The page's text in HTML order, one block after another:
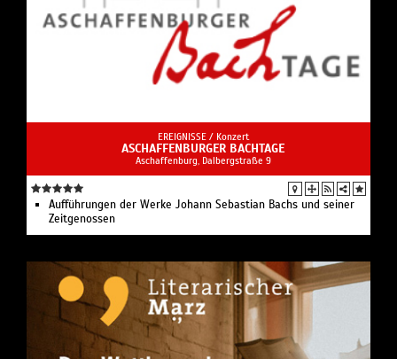
EREIGNISSE / Konzert
ASCHAFFENBURGER BACHTAGE
Aschaffenburg, Dalbergstraße 9
Aufführungen der Werke Johann Sebastian Bachs und seiner
Zeitgenossen